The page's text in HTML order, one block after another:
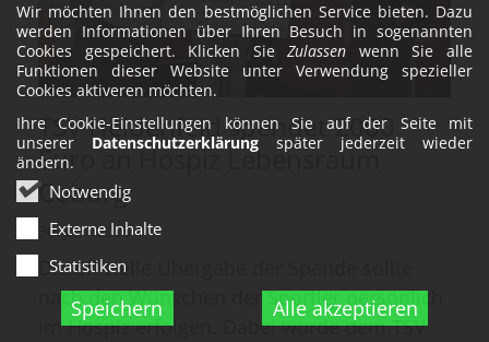
Wir möchten Ihnen den bestmöglichen Service bieten. Dazu
werden Informationen über Ihren Besuch in sogenannten
Cookies gespeichert. Klicken SieZulassen wenn Sie alle
Funktionen dieser Website unter Verwendung spezieller
Cookies aktiveren möchten.
Ihre Cookie-Einstellungen können Sie auf der Seite mit
unserer Datenschutzerklärung später jederzeit wieder
ändern.
Notwendig
Externe Inhalte
Statistiken
Speichern Alle akzeptieren
TSV Heidenfeld spendet 2000
Euro an Hospiz Lebensraum
Coburg
30. Jan. 2025
Die offizielle Übergabe der Spende sollte
nach den Wünschen der Sportler persönlich
im Hospiz erfolgen. Dabei wurde dem TSV